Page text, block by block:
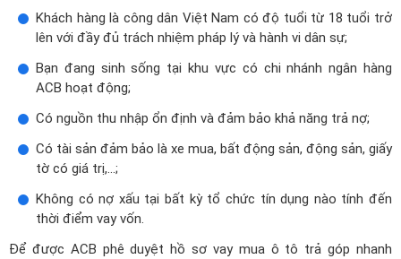
Khách hàng là công dân Việt Nam có độ tuổi từ 18 tuổi trở
lên với đầy đủ trách nhiệm pháp lý và hành vi dân sự;
Bạn đang sinh sống tại khu vực có chi nhánh ngân hàng
ACB hoạt động;
Có nguồn thu nhập ổn định và đảm bảo khả năng trả nợ;
Có tài sản đảm bảo là xe mua, bất động sản, động sản, giấy
tờ có giá trị,...;
Không có nợ xấu tại bất kỳ tổ chức tín dụng nào tính đến
thời điểm vay vốn.
Để được ACB phê duyệt hồ sơ vay mua ô tô trả góp nhanh